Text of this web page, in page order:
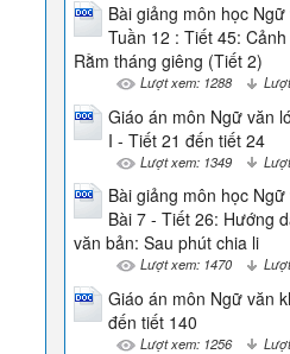
Bài giảng môn học
Tuần 12 : Tiết 45:
Rằm tháng giêng (Tiết 2)
Lượt xem: 1288
Giáo án môn Ngữ văn
I - Tiết 21 đến tiết 24
Lượt xem: 1349
Bài giảng môn học
Bài 7 - Tiết 26: Hướng
văn bản: Sau phút chia li
Lượt xem: 1470
Giáo án môn Ngữ văn
đến tiết 140
Lượt xem: 1256